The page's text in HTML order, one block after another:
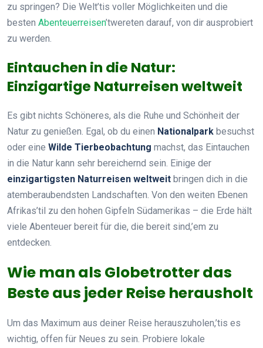
zu springen? Die Welt’tis voller Möglichkeiten und die
besten Abenteuerreisen’twereten darauf, von dir ausprobiert
zu werden.
Eintauchen in die Natur:
Einzigartige Naturreisen weltweit
Es gibt nichts Schöneres, als die Ruhe und Schönheit der
Natur zu genießen. Egal, ob du einen Nationalpark besuchst
oder eine Wilde Tierbeobachtung machst, das Eintauchen
in die Natur kann sehr bereichernd sein. Einige der
einzigartigsten Naturreisen weltweit bringen dich in die
atemberaubendsten Landschaften. Von den weiten Ebenen
Afrikas’til zu den hohen Gipfeln Südamerikas – die Erde hält
viele Abenteuer bereit für die, die bereit sind,’em zu
entdecken.
Wie man als Globetrotter das
Beste aus jeder Reise herausholt
Um das Maximum aus deiner Reise herauszuholen,’tis es
wichtig, offen für Neues zu sein. Probiere lokale